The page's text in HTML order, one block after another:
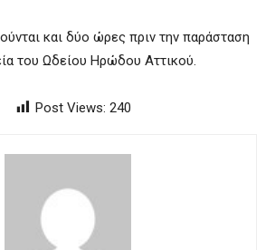
και δύο ώρες πριν την παράσταση
του Ωδείου Ηρώδου Αττικού.
Post Views: 240